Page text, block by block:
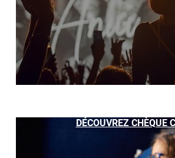
DÉCOUVREZ CHÈQUE